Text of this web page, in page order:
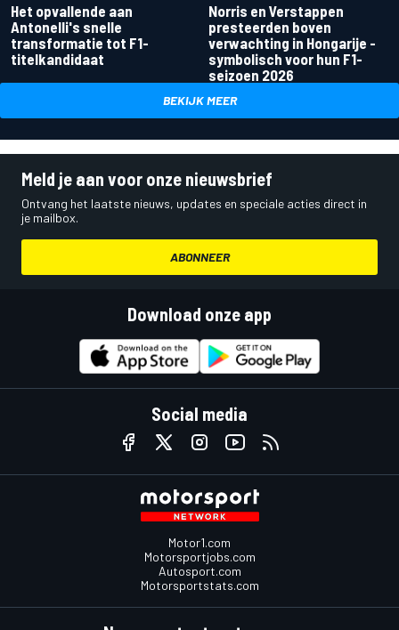
Het opvallende aan
Antonelli's snelle
transformatie tot F1-
titelkandidaat
Norris en Verstappen
presteerden boven
verwachting in Hongarije -
symbolisch voor hun F1-
seizoen 2026
BEKIJK MEER
Meld je aan voor onze nieuwsbrief
Ontvang het laatste nieuws, updates en speciale acties direct in
je mailbox.
ABONNEER
Download onze app
Social media
Motor1.com
Motorsportjobs.com
Autosport.com
Motorsportstats.com